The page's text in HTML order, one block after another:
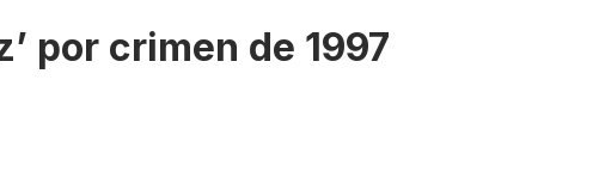
por crimen de 1997